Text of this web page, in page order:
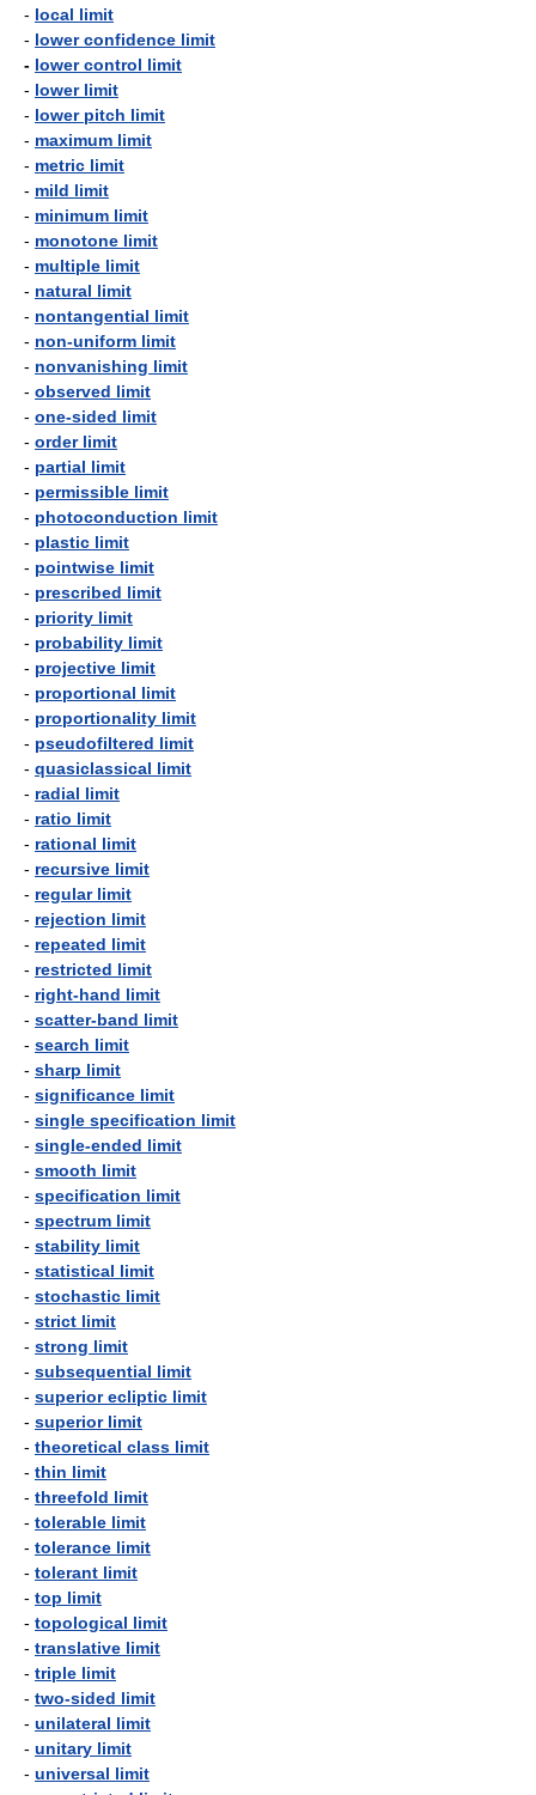
- local limit
- lower confidence limit
- lower control limit
- lower limit
- lower pitch limit
- maximum limit
- metric limit
- mild limit
- minimum limit
- monotone limit
- multiple limit
- natural limit
- nontangential limit
- non-uniform limit
- nonvanishing limit
- observed limit
- one-sided limit
- order limit
- partial limit
- permissible limit
- photoconduction limit
- plastic limit
- pointwise limit
- prescribed limit
- priority limit
- probability limit
- projective limit
- proportional limit
- proportionality limit
- pseudofiltered limit
- quasiclassical limit
- radial limit
- ratio limit
- rational limit
- recursive limit
- regular limit
- rejection limit
- repeated limit
- restricted limit
- right-hand limit
- scatter-band limit
- search limit
- sharp limit
- significance limit
- single specification limit
- single-ended limit
- smooth limit
- specification limit
- spectrum limit
- stability limit
- statistical limit
- stochastic limit
- strict limit
- strong limit
- subsequential limit
- superior ecliptic limit
- superior limit
- theoretical class limit
- thin limit
- threefold limit
- tolerable limit
- tolerance limit
- tolerant limit
- top limit
- topological limit
- translative limit
- triple limit
- two-sided limit
- unilateral limit
- unitary limit
- universal limit